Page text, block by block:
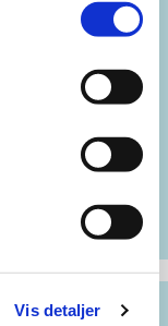
Vis detaljer